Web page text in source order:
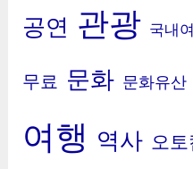
공연 관광 국내
무료 문화 문화유산
여행 역사 오토